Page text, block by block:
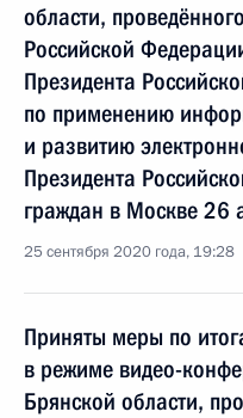
области,
Российской
Президента
по применению
и развитию
Президента
граждан в Москве 26
25 сентября 2020 года, 19:28
Приняты меры по
в режиме видео-
Брянской области,